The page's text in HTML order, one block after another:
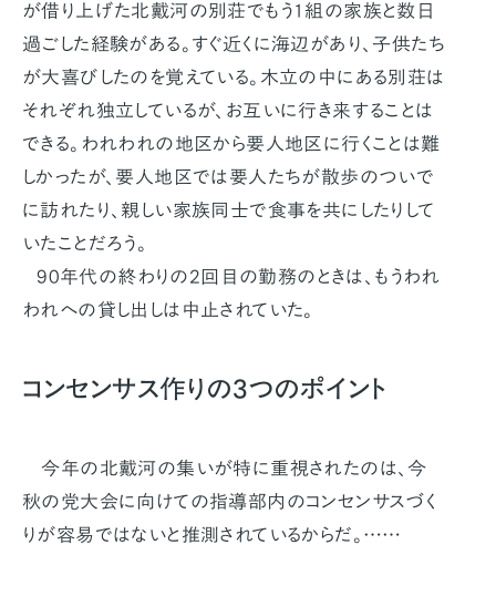
が借り上げた北戴河の別荘でもう1組の家族と数日
過ごした経験がある。すぐ近くに海辺があり、子供たち
が大喜びしたのを覚えている。木立の中にある別荘は
それぞれ独立しているが、お互いに行き来することは
できる。われわれの地区から要人地区に行くことは難
しかったが、要人地区では要人たちが散歩のついで
に訪れたり、親しい家族同士で食事を共にしたりして
いたことだろう。
90年代の終わりの2回目の勤務のときは、もうわれ
われへの貸し出しは中止されていた。
コンセンサス作りの3つのポイント
今年の北戴河の集いが特に重視されたのは、今
秋の党大会に向けての指導部内のコンセンサスづく
りが容易ではないと推測されているからだ。……